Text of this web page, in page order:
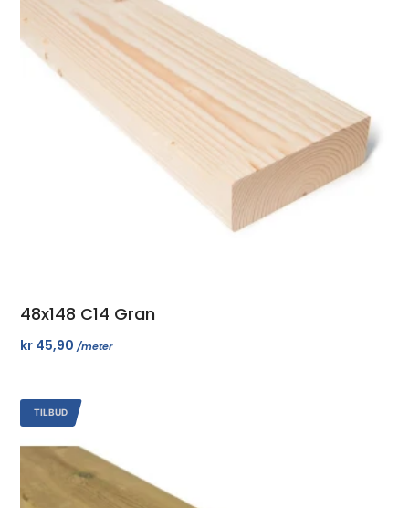
48x148 C14 Gran
kr 45,90 /meter
TILBUD